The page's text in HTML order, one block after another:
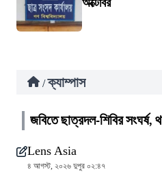
অক্টোবর
/ ক্যাম্পাস
জবিতে ছাত্রদল-শিবির সংঘর্ষ,
Lens Asia
৪ আগস্ট, ২০২৬ দুপুর ০২:৪৭